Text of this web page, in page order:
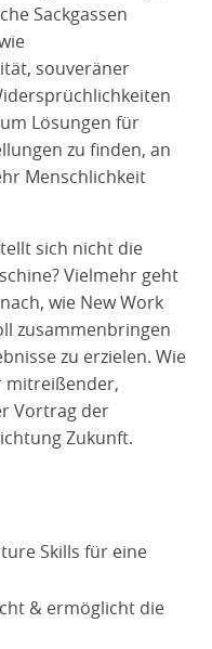
Sackgassen
souveräner
Lösungen für
zu finden, an
Menschlichkeit
sich nicht die
Vielmehr geht
wie New Work
zusammenbringen
zu erzielen. Wie
mitreißender,
Vortrag der
Zukunft.
Skills für eine
& ermöglicht die